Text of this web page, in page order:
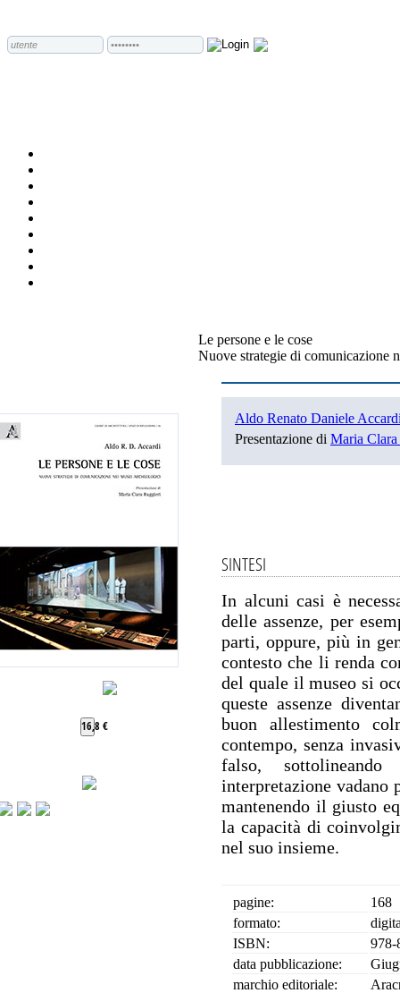
Le persone e le cose
Nuove strategie di comunicazione
16,8 €
Aldo Renato Daniele
Presentazione di Maria
SINTESI
In alcuni casi è
delle assenze, per
parti, oppure, più in
contesto che li renda
del quale il museo si
queste assenze
buon allestimento
contempo, senza
falso,
interpretazione vadano
mantenendo il giusto
la capacità di
nel suo insieme.
pagine:
168
formato:
ISBN:
978-
data pubblicazione:
marchio editoriale: